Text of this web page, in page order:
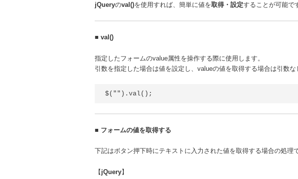
jQueryのval()を使用すれば、簡単に値を取得・設定することが可能で
■ val()
指定したフォームのvalue属性を操作する際に使用します。
引数を指定した場合は値を設定し、valueの値を取得する場合は引数な
$("").val();
■ フォームの値を取得する
下記はボタン押下時にテキストに入力された値を取得する場合の処理で
【 jQuery】